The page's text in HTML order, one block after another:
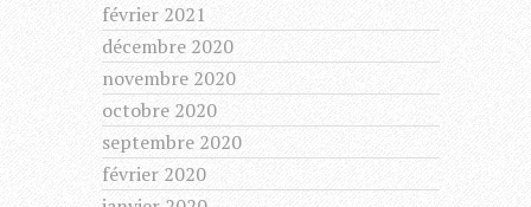
février 2021
décembre 2020
novembre 2020
octobre 2020
septembre 2020
février 2020